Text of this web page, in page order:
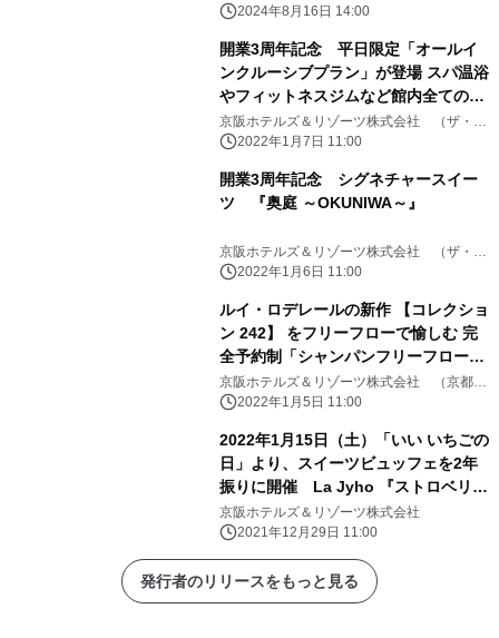
泊プランがスタート
2024年8月16日 14:00
開業3周年記念 平日限定「オールイ
ンクルーシブプラン」が登場 スパ温浴
やフィットネスジムなど館内全ての施
設を利用可能
京阪ホテルズ＆リゾーツ株式会社 （ザ・サ
ウザンド キョウト）
2022年1月7日 11:00
開業3周年記念 シグネチャースイー
ツ 『奥庭 ～OKUNIWA～』
京阪ホテルズ＆リゾーツ株式会社 （ザ・サ
ウザンド キョウト）
2022年1月6日 11:00
ルイ・ロデレールの新作 【コレクショ
ン 242】 をフリーフローで愉しむ 完
全予約制「シャンパンフリーフロープ
ラン」販売
京阪ホテルズ＆リゾーツ株式会社 （京都セ
ンチュリーホテル）
2022年1月5日 11:00
2022年1月15日（土）「いい いちごの
日」より、スイーツビュッフェを2年
振りに開催 La Jyho 『ストロベリー
スイーツビュッフェ』
京阪ホテルズ＆リゾーツ株式会社
2021年12月29日 11:00
発行者のリリースをもっと見る